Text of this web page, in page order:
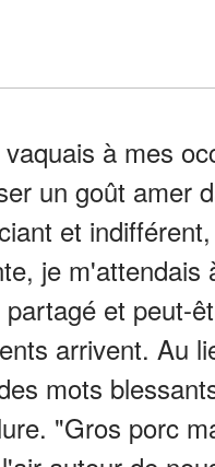
à mes
un goût amer
et
je m'attendais
et peut-
arrivent. Au
mots
"Gros porc